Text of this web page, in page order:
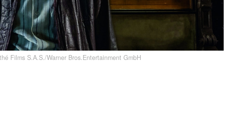
Films S.A.S./Warner Bros.Entertainment GmbH